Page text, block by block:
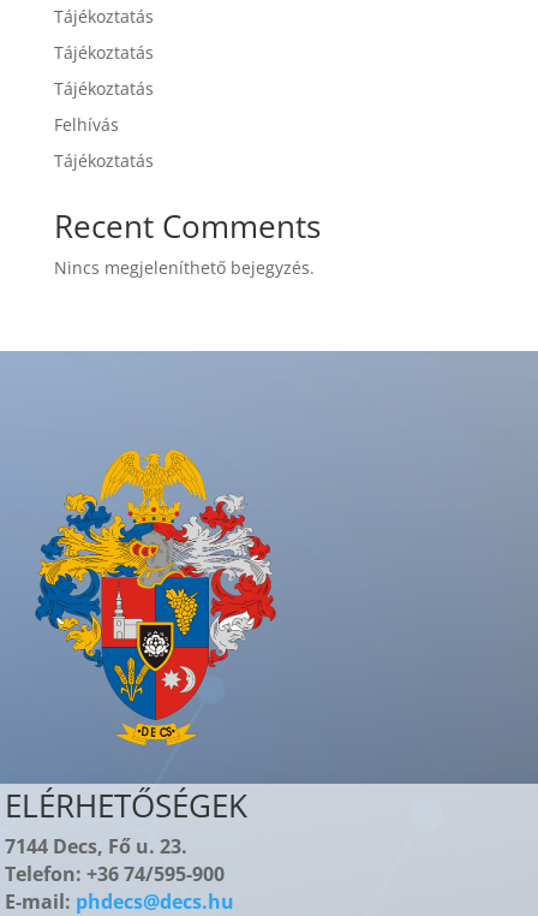
Tájékoztatás
Tájékoztatás
Tájékoztatás
Felhívás
Tájékoztatás
Recent Comments
Nincs megjeleníthető bejegyzés.
ELÉRHETŐSÉGEK
7144 Decs, Fő u. 23.
Telefon: +36 74/595-900
E-mail: phdecs@decs.hu